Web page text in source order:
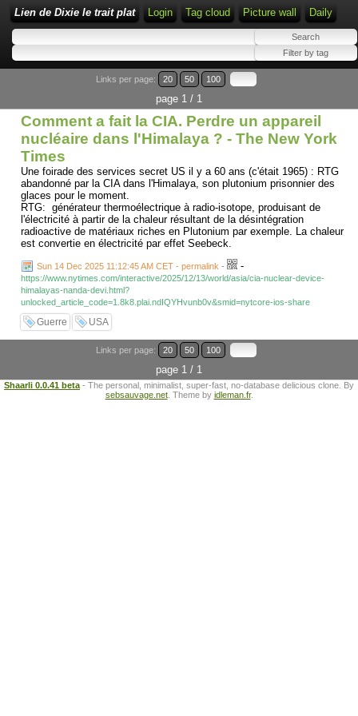
Lien de Dixie le trait plat Login Tag cloud Picture wall Daily
Links per page: 20 50 100
page 1 / 1
Comment a fait la CIA. Perdre un appareil
nucléaire dans l'Himalaya ? - The New York
Times
Une foirade des services secret US il y a 60 ans (c'était 1965) : RTG
abandonné par la CIA dans l'Himalaya, son plutonium prisonnier des
glaces pour le moment.
RTG: générateur thermoélectrique à radio-isotope, produisant de
l'électricité à partir de la chaleur résultant de la désintégration
radioactive de matériaux riches en Plutonium par exemple. La chaleur
est convertie en électricité par effet Seebeck.
Sun 14 Dec 2025 11:12:45 AM CET - permalink - -
https://www.nytimes.com/interactive/2025/12/13/world/asia/cia-nuclear-device-
himalayas-nanda-devi.html?
unlocked_article_code=1.8k8.plai.ndIQYHvunb0v&smid=nytcore-ios-share
Guerre USA
Links per page: 20 50 100
page 1 / 1
Shaarli 0.0.41 beta - The personal, minimalist, super-fast, no-database delicious clone. By
sebsauvage.net. Theme by idleman.fr.